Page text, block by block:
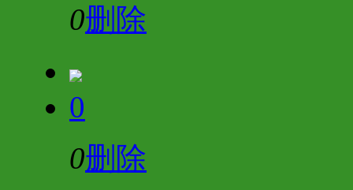
0删除
0
0删除